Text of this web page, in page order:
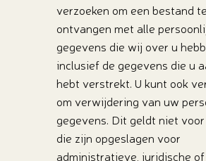
verzoeken om een bestand te
ontvangen met alle
gegevens die wij over u
inclusief de gegevens die u
hebt verstrekt. U kunt ook
om verwijdering van uw
gegevens. Dit geldt niet
die zijn opgeslagen voor
administratieve, juridische of